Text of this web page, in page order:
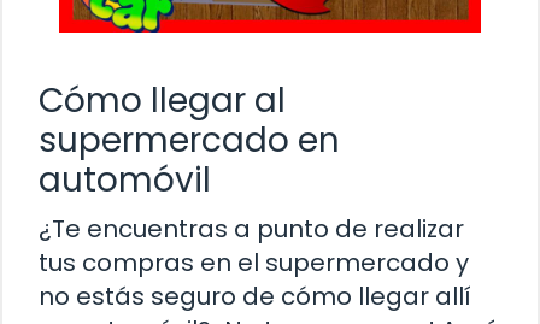
Cómo llegar al
supermercado en
automóvil
¿Te encuentras a punto de realizar
tus compras en el supermercado y
no estás seguro de cómo llegar allí